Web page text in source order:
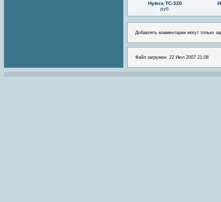
Hytera TC-320
руб.
Добавлять комментарии могут только
Файл загружен: 22 Июл 2007 21:08